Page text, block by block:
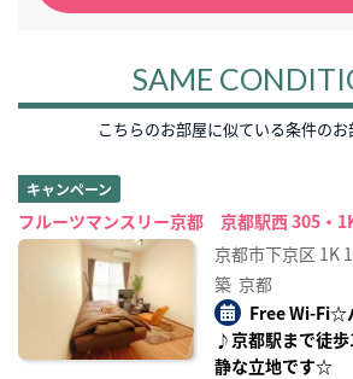
SAME
こちらのお部屋に似ている条件のお
キャンペーン
フルーツマンスリー京都 京都駅西 305・
京都市下京区 1K
築 京都
Free Wi-Fi☆
♪京都駅まで徒
静な立地です☆